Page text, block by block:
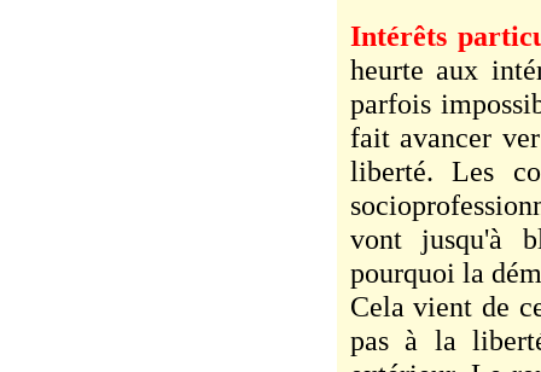
Intérêts
heurte aux
parfois
fait avancer
liberté. Les
vont jusqu'à
pourquoi la
Cela vient de
pas à la